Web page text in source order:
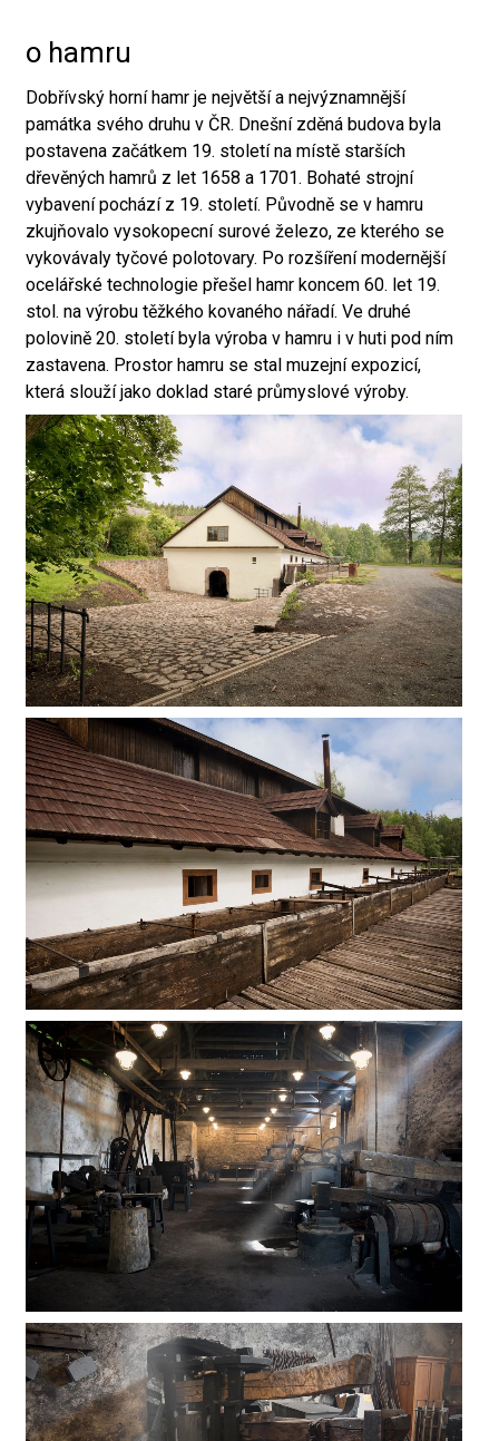
o hamru
Dobřívský horní hamr je největší a nejvýznamnější
památka svého druhu v ČR. Dnešní zděná budova byla
postavena začátkem 19. století na místě starších
dřevěných hamrů z let 1658 a 1701. Bohaté strojní
vybavení pochází z 19. století. Původně se v hamru
zkujňovalo vysokopecní surové železo, ze kterého se
vykovávaly tyčové polotovary. Po rozšíření modernější
ocelářské technologie přešel hamr koncem 60. let 19.
stol. na výrobu těžkého kovaného nářadí. Ve druhé
polovině 20. století byla výroba v hamru i v huti pod ním
zastavena. Prostor hamru se stal muzejní expozicí,
která slouží jako doklad staré průmyslové výroby.